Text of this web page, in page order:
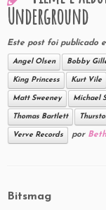
Underground
Este post foi publicado
Angel Olsen Bobby
King Princess Kurt Vile
Matt Sweeney Michael
Thomas Bartlett
Verve Records por
Bitsmag